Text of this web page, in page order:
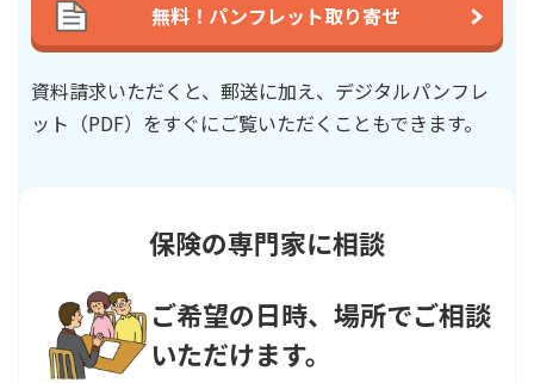
年金支払期間中の全ての年金を受け取った場合の返戻率で
す。返戻率は小数点以下第2位を切り捨てています。
無料！パンフレット取り寄せ
資料請求いただくと、郵送に加え、デジタルパンフレ
ット（PDF）をすぐにご覧いただくこともできます。
保険の専門家に相談
ご希望の日時、場所でご相談
いただけます。